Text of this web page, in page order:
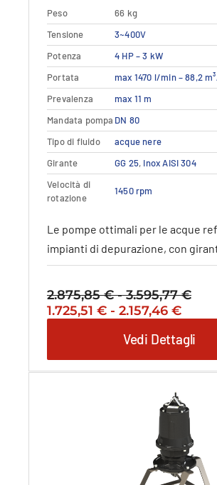
Dettagli
Questo
prodotto
ha
più
varianti.
Le
possono
essere
scelte
prodotto
Peso
66 kg
Tensione
3~400V
Potenza
4 HP – 3 kW
Portata
max 1470 l/min – 88,2
Prevalenza
max 11 m
Mandata pompa DN 80
Tipo di fluido
acque nere
Girante
GG 25, Inox AISI 304
Velocità di
rotazione
1450 rpm
Le pompe ottimali per le acque
impianti di depurazione, con
2.875,85€ - 3.595,77€
da
a
Il
era:
2.875,85 €
1.725,51 € - 2.157,46 €Fascia
da
Il
è:
di
da
Vedi Dettagli